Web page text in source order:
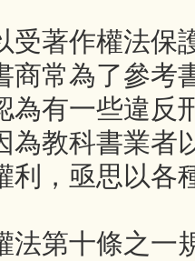
受著作權法保
商常為了參考
為有一些違反
為教科書業者
利，亟思以各
法第十條之一